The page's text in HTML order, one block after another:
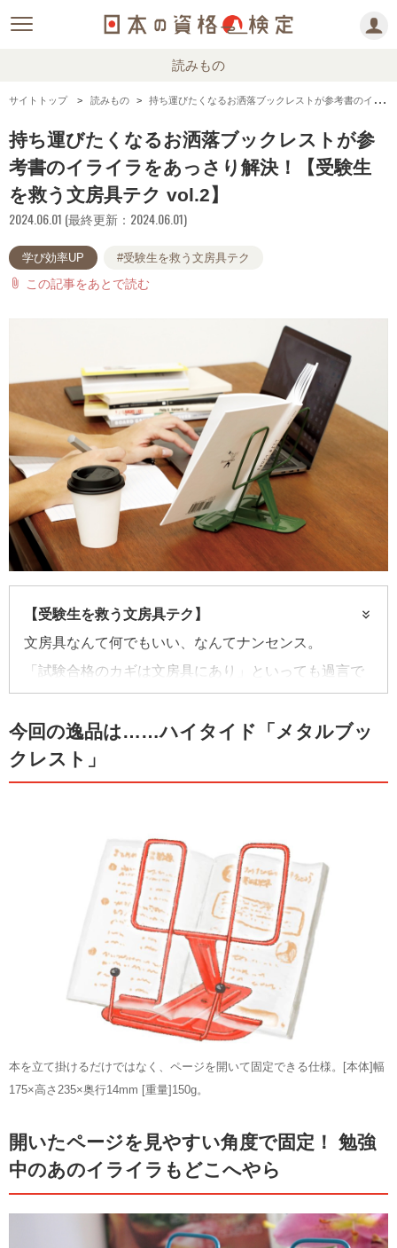
読みもの
サイトトップ 読みもの 持ち運びたくなるお洒落ブックレストが参考書のイライラをあっさり解決！【受験生を救う文房具テク vol.2】
持ち運びたくなるお洒落ブックレストが参
考書のイライラをあっさり解決！【受験生
を救う文房具テク vol.2】
2024.06.01 (最終更新：2024.06.01)
学び効率UP #受験生を救う文房具テク
attach_file この記事をあとで読む
【受験生を救う文房具テク】
文房具なんて何でもいい、なんてナンセンス。
「試験合格のカギは文房具にあり」といっても過言で
この連載では、受験生の味方になる優れた文房具を紹
介すると共に、ちょっとイイ使い方テクニックや、
今回の逸品は……ハイタイド「メタルブッ
クレスト」
本を立て掛けるだけではなく、ページを開いて固定できる仕様。[本体]幅
175×高さ235×奥行14mm [重量]150g。
開いたページを見やすい角度で固定！ 勉強
中のあのイライラもどこへやら